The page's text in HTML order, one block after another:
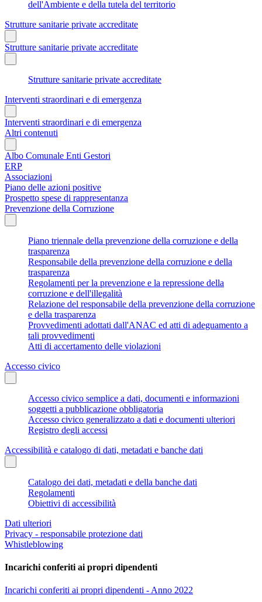
dell'Ambiente e della tutela del territorio
Strutture sanitarie private accreditate
Strutture sanitarie private accreditate
Strutture sanitarie private accreditate
Interventi straordinari e di emergenza
Interventi straordinari e di emergenza
Altri contenuti
Albo Comunale Enti Gestori
ERP
Associazioni
Piano delle azioni positive
Prospetto spese di rappresentanza
Prevenzione della Corruzione
Piano triennale della prevenzione della corruzione e della
trasparenza
Responsabile della prevenzione della corruzione e della
trasparenza
Regolamenti per la prevenzione e la repressione della
corruzione e dell'illegalità
Relazione del responsabile della prevenzione della corruzione
e della trasparenza
Provvedimenti adottati dall'ANAC ed atti di adeguamento a
tali provvedimenti
Atti di accertamento delle violazioni
Accesso civico
Accesso civico semplice a dati, documenti e informazioni
soggetti a pubblicazione obbligatoria
Accesso civico generalizzato a dati e documenti ulteriori
Registro degli accessi
Accessibilità e catalogo di dati, metadati e banche dati
Catalogo dei dati, metadati e della banche dati
Regolamenti
Obiettivi di accessibilità
Dati ulteriori
Privacy - responsabile protezione dati
Whistleblowing
Incarichi conferiti ai propri dipendenti
Incarichi conferiti ai propri dipendenti - Anno 2022